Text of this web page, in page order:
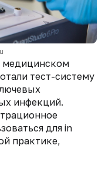
медицинском
тест-систему
инфекций.
для in
практике,